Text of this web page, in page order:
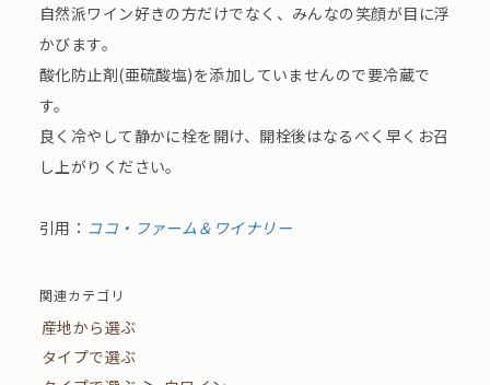
自然派ワイン好きの方だけでなく、みんなの笑顔が目に浮
かびます。
酸化防止剤(亜硫酸塩)を添加していませんので要冷蔵で
す。
良く冷やして静かに栓を開け、開栓後はなるべく早くお召
し上がりください。
引用： ココ・ファーム＆ワイナリー
関連カテゴリ
産地から選ぶ
タイプで選ぶ